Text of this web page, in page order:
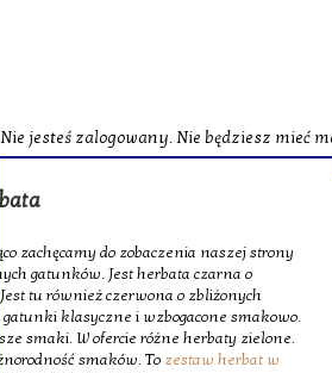
Nie jesteś zalogowany. Nie będziesz mieć